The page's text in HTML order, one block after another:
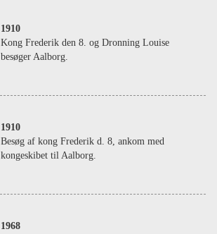
1910
Kong Frederik den 8. og Dronning Louise
besøger Aalborg.
1910
Besøg af kong Frederik d. 8, ankom med
kongeskibet til Aalborg.
1968